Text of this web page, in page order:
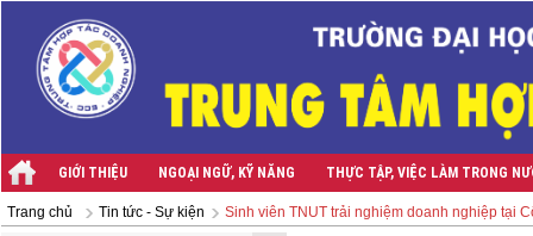
GIỚI THIỆU NGOẠI NGỮ, KỸ NĂNG THỰC TẬP, VIỆC LÀM TRONG
Trang chủ Tin tức - Sự kiện Sinh viên TNUT trải nghiệm doanh nghiệp tại